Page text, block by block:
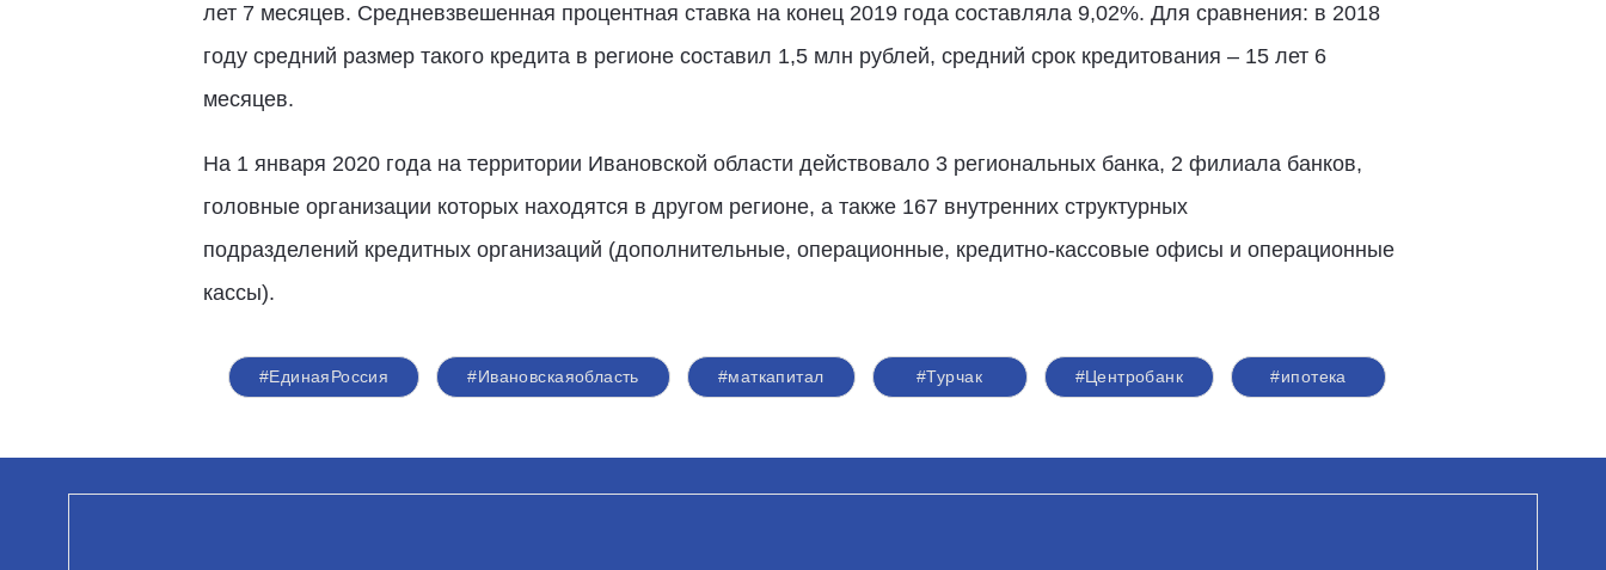
лет 7 месяцев. Средневзвешенная процентная ставка на конец 2019 года составляла 9,02%. Для сравнения: в 2018
году средний размер такого кредита в регионе составил 1,5 млн рублей, средний срок кредитования – 15 лет 6
месяцев.
На 1 января 2020 года на территории Ивановской области действовало 3 региональных банка, 2 филиала банков,
головные организации которых находятся в другом регионе, а также 167 внутренних структурных
подразделений кредитных организаций (дополнительные, операционные, кредитно-кассовые офисы и операционные
кассы).
#ЕдинаяРоссия #Ивановскаяобласть #маткапитал #Турчак #Центробанк #ипотека